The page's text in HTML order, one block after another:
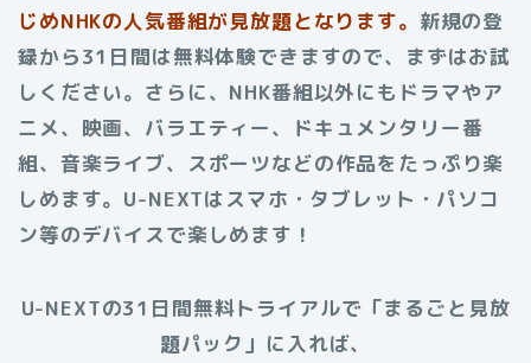
じめNHKの人気番組が見放題となります。 新規の登
録から31日間は無料体験できますので、まずはお試
しください。さらに、NHK番組以外にもドラマやア
ニメ、映画、バラエティー、ドキュメンタリー番
組、音楽ライブ、スポーツなどの作品をたっぷり楽
しめます。U-NEXTはスマホ・タブレット・パソコ
ン等のデバイスで楽しめます！
U-NEXTの31日間無料トライアルで「まるごと見放
題パック」に入れば、